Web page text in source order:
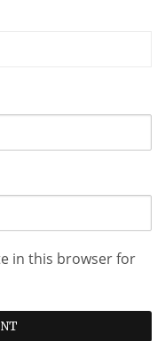
in this browser for